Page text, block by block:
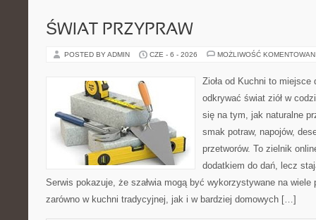
ŚWIAT PRZYPRAW
POSTED BY ADMIN CZE - 6 - 2026 MOŻLIWOŚĆ
Zioła od Kuchni to
odkrywać świat ziół w
się na tym, jak naturalne
smak potraw, napojów,
przetworów. To zielnik
dodatkiem do dań, lecz
Serwis pokazuje, że szałwia mogą być wykorzystywane na wiele
zarówno w kuchni tradycyjnej, jak i w bardziej domowych […]